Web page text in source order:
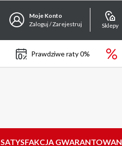
Moje Konto
Zaloguj / Zarejestruj
Sklepy
Prawdziwe raty 0%
SATYSFAKCJA